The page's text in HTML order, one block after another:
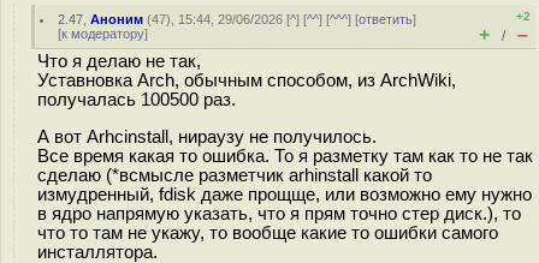
2.47 ,Аноним (47), 15:44, 29/06/2026 [^] [^^] [^^^] [ответить]
[к модератору]
+2
+ / –
Что я делаю не так,
Уставновка Arch, обычным способом, из ArchWiki,
получалась 100500 раз.
А вот Arhcinstall, нираузу не получилось.
Все время какая то ошибка. То я разметку там как то не так
сделаю (*всмысле разметчик arhinstall какой то
измудренный, fdisk даже прощще, или возможно ему нужно
в ядро напрямую указать, что я прям точно стер диск.), то
что то там не укажу, то вообще какие то ошибки самого
инсталлятора.